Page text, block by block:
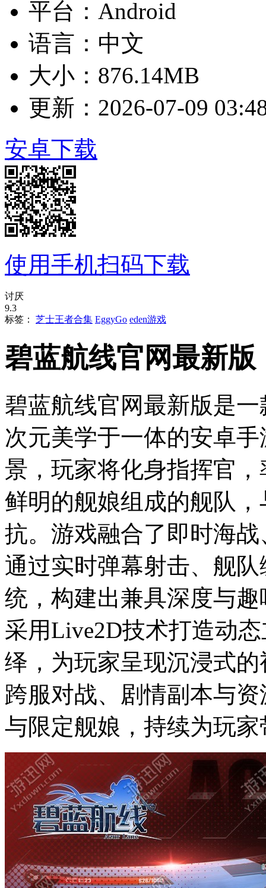
平台：Android
语言：中文
大小：876.14MB
更新：2026-07-09
安卓下载
使用手机扫码下载
讨厌
9.3
标签：
芝士王者合集 EggyGo eden游戏
碧蓝航线官网最新版
碧蓝航线官网最新版是
次元美学于一体的安卓
景，玩家将化身指挥官
鲜明的舰娘组成的舰队
抗。游戏融合了即时海
通过实时弹幕射击、舰
统，构建出兼具深度与
采用Live2D技术打造动
绎，为玩家呈现沉浸式
跨服对战、剧情副本与
与限定舰娘，持续为玩